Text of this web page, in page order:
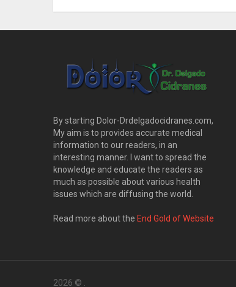
By starting Dolor-Drdelgadocidranes.com,
My aim is to provides accurate medical
information to our readers, in an
interesting manner. I want to spread the
knowledge and educate the readers as
much as possible about various health
issues which are diffusing the world.
Read more about the End Gold of Website
2026 © .